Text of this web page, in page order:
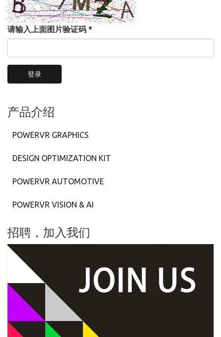
请输入上面图片验证码 *
登录
产品介绍
POWERVR GRAPHICS
DESIGN OPTIMIZATION KIT
POWERVR AUTOMOTIVE
POWERVR VISION & AI
招聘，加入我们